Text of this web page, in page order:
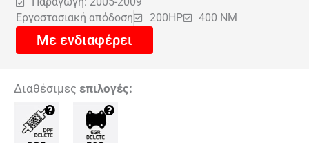
Εργοστασιακή απόδοση
200HP 400 NM
Με ενδιαφέρει
Διαθέσιμες επιλογές: